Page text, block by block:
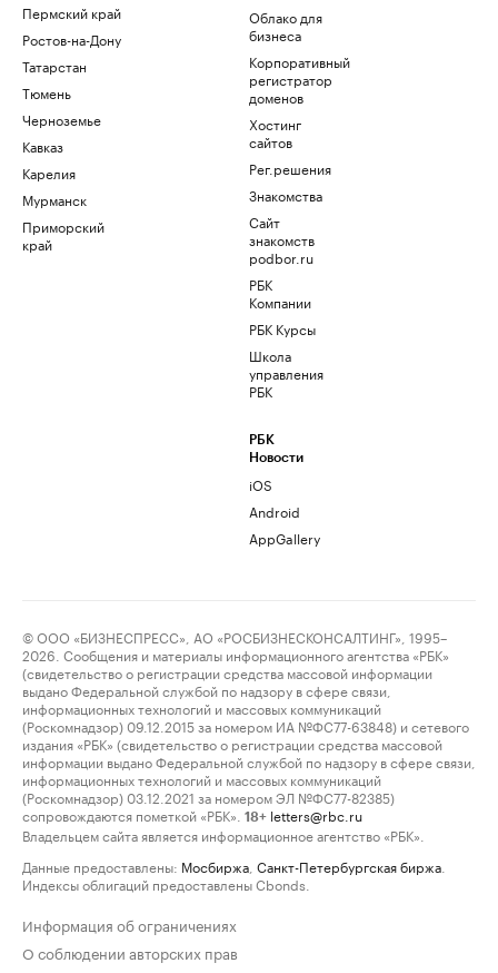
Пермский край
Ростов-на-Дону
Татарстан
Тюмень
Черноземье
Кавказ
Карелия
Мурманск
Приморский
край
Облако для
бизнеса
Корпоративный
регистратор
доменов
Хостинг
сайтов
Рег.решения
Знакомства
Сайт
знакомств
podbor.ru
РБК
Компании
РБК Курсы
Школа
управления
РБК
РБК
Новости
iOS
Android
AppGallery
© ООО «БИЗНЕСПРЕСС», АО «РОСБИЗНЕСКОНСАЛТИНГ», 1995–
2026. Сообщения и материалы информационного агентства «РБК»
(свидетельство о регистрации средства массовой информации
выдано Федеральной службой по надзору в сфере связи,
информационных технологий и массовых коммуникаций
(Роскомнадзор) 09.12.2015 за номером ИА №ФС77-63848) и сетевого
издания «РБК» (свидетельство о регистрации средства массовой
информации выдано Федеральной службой по надзору в сфере связи,
информационных технологий и массовых коммуникаций
(Роскомнадзор) 03.12.2021 за номером ЭЛ №ФС77-82385)
сопровождаются пометкой «РБК».
18+ letters@rbc.ru
Владельцем сайта является информационное агентство «РБК».
Данные предоставлены: Мосбиржа Санкт-Петербургская биржа
Индексы облигаций предоставлены Cbonds.
Информация об ограничениях
О соблюдении авторских прав